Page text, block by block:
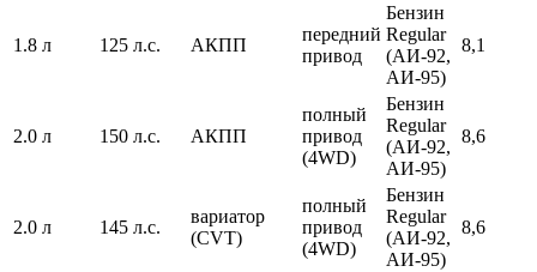
1.8 л 125 л.с. АКПП
передний
привод
Бензин
Regular
(АИ-92,
АИ-95)
8,1
2.0 л 150 л.с. АКПП
полный
привод
(4WD)
Бензин
Regular
(АИ-92,
АИ-95)
8,6
2.0 л 145 л.с.
вариатор
(CVT)
полный
привод
(4WD)
Бензин
Regular
(АИ-92,
АИ-95)
8,6